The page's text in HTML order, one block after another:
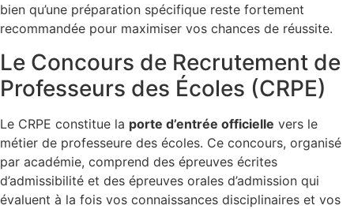
bien qu’une préparation spécifique reste fortement
recommandée pour maximiser vos chances de réussite.
Le Concours de Recrutement de
Professeurs des Écoles (CRPE)
Le CRPE constitue la porte d’entrée officielle vers le
métier de professeure des écoles. Ce concours, organisé
par académie, comprend des épreuves écrites
d’admissibilité et des épreuves orales d’admission qui
évaluent à la fois vos connaissances disciplinaires et vos